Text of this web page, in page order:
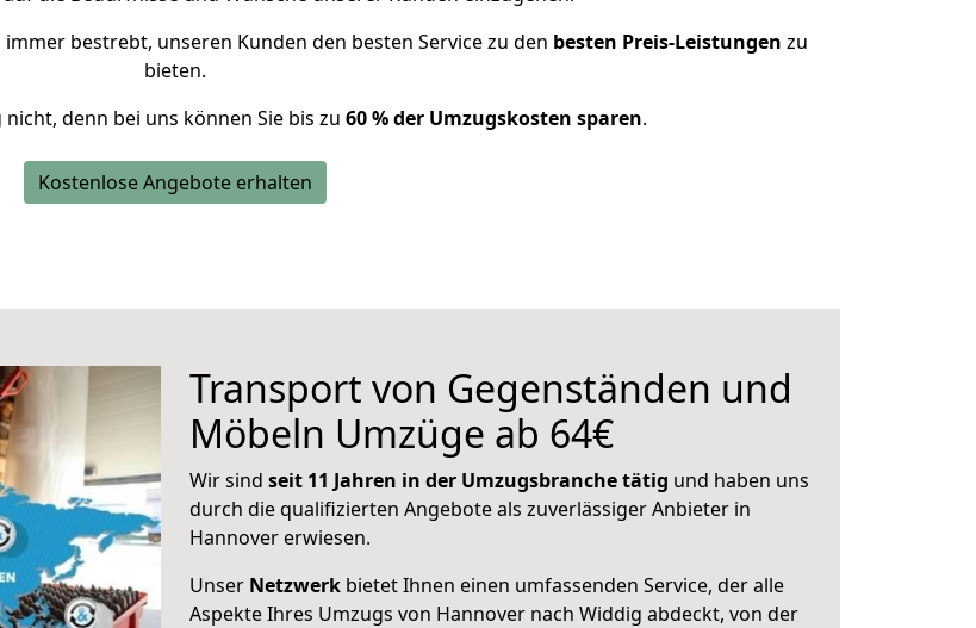
bestrebt, unseren Kunden den besten Service zu den besten Preis-Leistungen zu
bieten.
denn bei uns können Sie bis zu 60 % der Umzugskosten sparen.
Kostenlose Angebote erhalten
Transport von Gegenständen und
Möbeln Umzüge ab 64€
Wir sind seit 11 Jahren in der Umzugsbranche tätig und haben uns
durch die qualifizierten Angebote als zuverlässiger Anbieter in
Hannover erwiesen.
Unser Netzwerk bietet Ihnen einen umfassenden Service, der alle
Aspekte Ihres Umzugs von Hannover nach Widdig abdeckt, von der